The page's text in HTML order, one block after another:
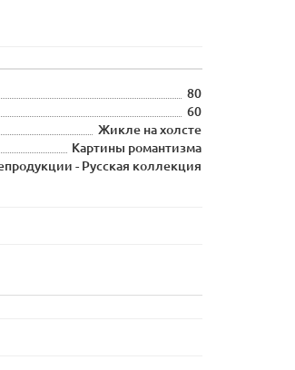
80
60
Жикле на холсте
Картины романтизма
- Русская коллекция